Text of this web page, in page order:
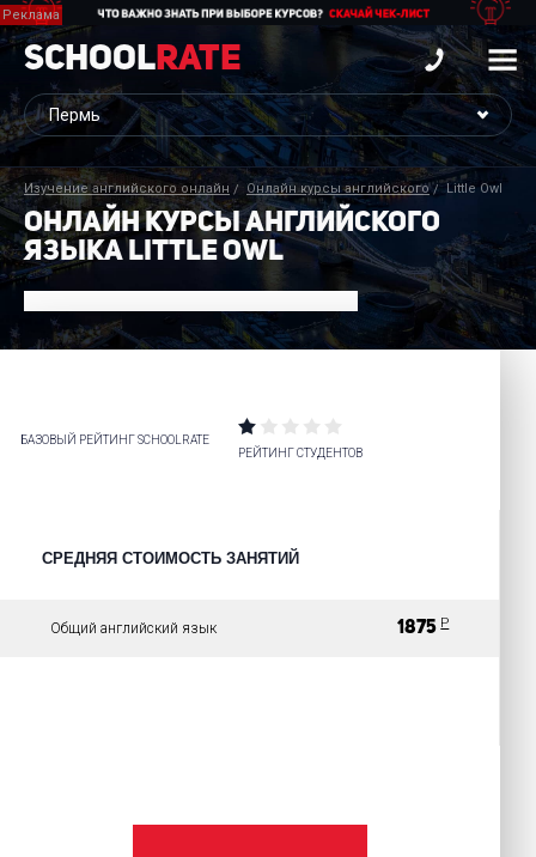
School Rate
Изучение английского онлайн Онлайн курсы английского Little Owl
ОНЛАЙН КУРСЫ АНГЛИЙСКОГО
ЯЗЫКА LITTLE OWL
БАЗОВЫЙ РЕЙТИНГ SCHOOLRATE
РЕЙТИНГ СТУДЕНТОВ
СРЕДНЯЯ СТОИМОСТЬ ЗАНЯТИЙ
Общий английский язык 1875 P